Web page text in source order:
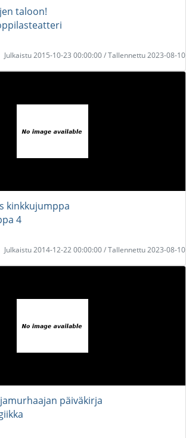
taloon!
Julkaistu 2015-10-23 00:00:00 / Tallennettu 2023-08-10
kinkkujumppa
4
Julkaistu 2014-12-22 00:00:00 / Tallennettu 2023-08-10
päiväkirja